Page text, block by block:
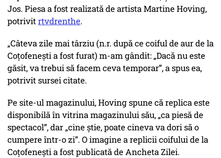
Jos. Piesa a fost realizată de artista Martine Hoving,
potrivitrtvdrenthe.
„Câteva zile mai târziu (n.r. după ce coiful de aur de la
Coțofenești a fost furat) m-am gândit: „Dacă nu este
găsit, va trebui să facem ceva temporar”, a spus ea,
potrivit sursei citate.
Pe site-ul magazinului, Hoving spune că replica este
disponibilă în vitrina magazinului său, „ca piesă de
spectacol”, dar „cine știe, poate cineva va dori să o
cumpere într-o zi”. O imagine a replicii coifului de la
Coțofenești a fost publicată de Ancheta Zilei.